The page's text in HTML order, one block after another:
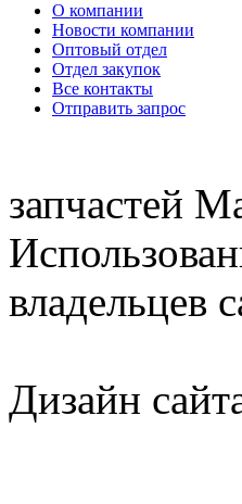
О компании
Новости компании
Оптовый отдел
Отдел закупок
Все контакты
Отправить запрос
запчастей
владельцев
Дизайн